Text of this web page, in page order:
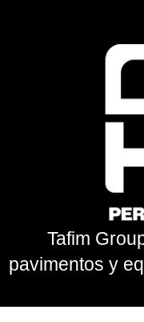
Tafim
pavimentos y